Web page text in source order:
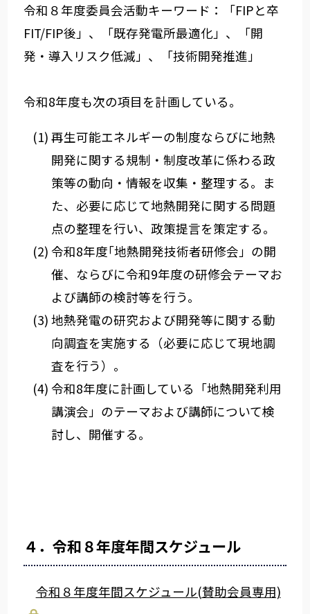
令和８年度委員会活動キーワード：「FIPと卒
FIT/FIP後」、「既存発電所最適化」、「開
発・導入リスク低減」、「技術開発推進」
令和8年度も次の項目を計画している。
再生可能エネルギーの制度ならびに地熱
開発に関する規制・制度改革に係わる政
策等の動向・情報を収集・整理する。ま
た、必要に応じて地熱開発に関する問題
点の整理を行い、政策提言を策定する。
令和8年度｢地熱開発技術者研修会」の開
催、ならびに令和9年度の研修会テーマお
よび講師の検討等を行う。
地熱発電の研究および開発等に関する動
向調査を実施する（必要に応じて現地調
査を行う）。
令和8年度に計画している「地熱開発利用
講演会」のテーマおよび講師について検
討し、開催する。
４．令和８年度年間スケジュール
令和８年度年間スケジュール(賛助会員専用)